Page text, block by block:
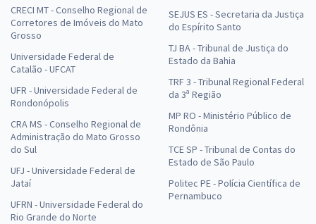
CRECI MT - Conselho Regional de
Corretores de Imóveis do Mato
Grosso
Universidade Federal de
Catalão - UFCAT
UFR - Universidade Federal de
Rondonópolis
CRA MS - Conselho Regional de
Administração do Mato Grosso
do Sul
UFJ - Universidade Federal de
Jataí
UFRN - Universidade Federal do
Rio Grande do Norte
SEJUS ES - Secretaria da Justiça
do Espírito Santo
TJ BA - Tribunal de Justiça do
Estado da Bahia
TRF 3 - Tribunal Regional Federal
da 3ª Região
MP RO - Ministério Público de
Rondônia
TCE SP - Tribunal de Contas do
Estado de São Paulo
Politec PE - Polícia Científica de
Pernambuco